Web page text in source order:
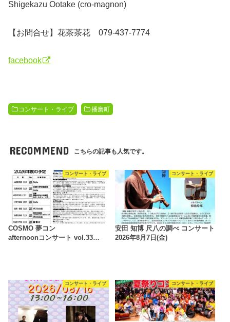
Shigekazu Ootake (cro-magnon)
【お問合せ】花茶茶花 079-437-7774
facebook
コンサート・ライブ 播磨町
RECOMMEND こちらの記事も人気です。
コンサート・ライブ
COSMO 夢コン
afternoonコンサート vol.33…
コンサート・ライブ
安田 知博 尺八の調べ コンサート
2026年8月7日(金)
コンサート・ライブ コンサート・ライブ